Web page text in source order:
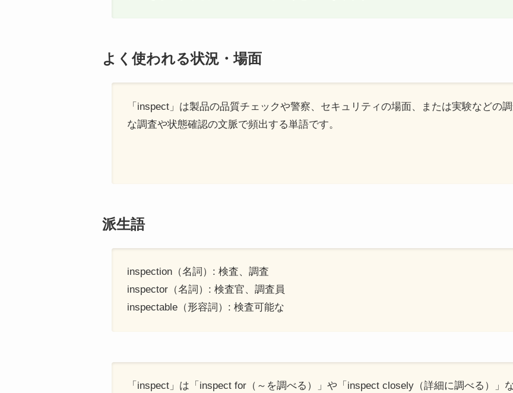
よく使われる状況・場面
「inspect」は製品の品質チェックや警察、セキュリティの場面、または実験などの
な調査や状態確認の文脈で頻出する単語です。
派生語
inspection（名詞）: 検査、調査
inspector（名詞）: 検査官、調査員
inspectable（形容詞）: 検査可能な
「inspect」は「inspect for（～を調べる）」や「inspect closely（詳細に調べる）」